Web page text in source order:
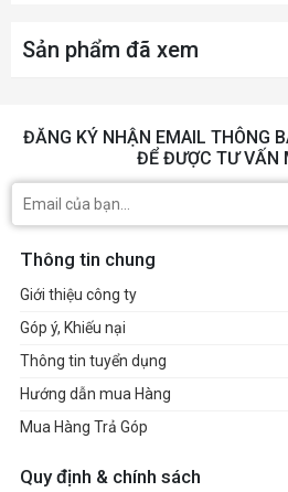
Sản phẩm đã xem
ĐĂNG KÝ NHẬN EMAIL THÔNG
ĐỂ ĐƯỢC TƯ VẤN
Thông tin chung
Giới thiệu công ty
Góp ý, Khiếu nại
Thông tin tuyển dụng
Hướng dẫn mua Hàng
Mua Hàng Trả Góp
Quy định & chính sách